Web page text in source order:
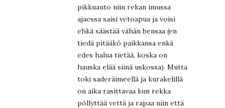
pikkuauto niin rekan imussa
ajaessa saisi vetoapua ja voisi
ehkä säästää vähän bensaa (en
tiedä pitääkö paikkansa enkä
edes halua tietää, koska on
hauska elää siinä uskossa). Mutta
toki saderäimeellä ja kurakelillä
on aika rasittavaa kun rekka
pöllyttää vettä ja rapaa niin että